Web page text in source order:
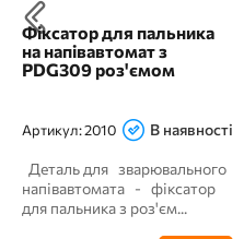
Фіксатор для пальника
на напівавтомат з
PDG309 роз'ємом
Артикул:2010 В наявності
Деталь для зварювального
напівавтомата - фіксатор
для пальника з роз'єм...